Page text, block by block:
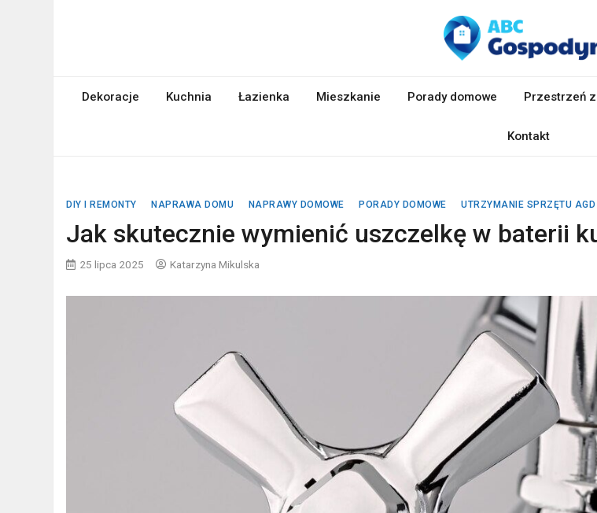
abcgospodyni.pl
Dekoracje Kuchnia Łazienka Mieszkanie Porady domowe Przestrzeń
Kontakt
DIY I REMONTY NAPRAWA DOMU NAPRAWY DOMOWE PORADY DOMOWE UTRZYMANIE SPRZĘTU AGD
Jak skutecznie wymienić uszczelkę w baterii
25 lipca 2025 Katarzyna Mikulska